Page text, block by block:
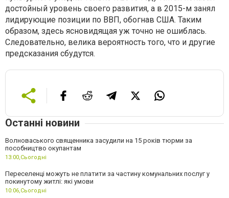
достойный уровень своего развития, а в 2015-м занял
лидирующие позиции по ВВП, обогнав США. Таким
образом, здесь ясновидящая уж точно не ошиблась.
Следовательно, велика вероятность того, что и другие
предсказания сбудутся.
Останні новини
Волноваського священника засудили на 15 років тюрми за
пособництво окупантам
13:00,Сьогодні
Переселенці можуть не платити за частину комунальних послуг у
покинутому житлі: які умови
10:06,Сьогодні